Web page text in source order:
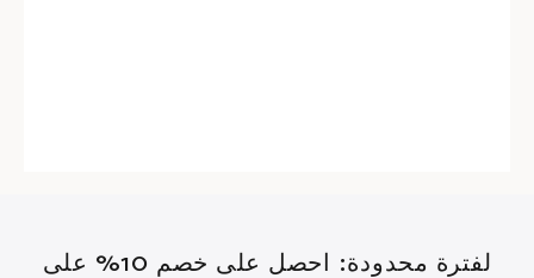
لفترة محدودة: احصل على خصم 10% على